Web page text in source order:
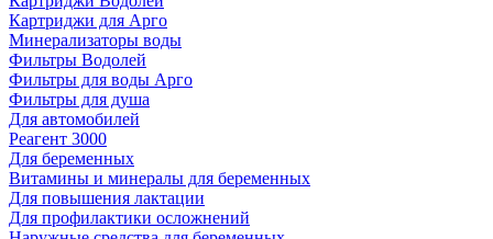
Картриджи для Арго
Минерализаторы воды
Фильтры Водолей
Фильтры для воды Арго
Фильтры для душа
Для автомобилей
Реагент 3000
Для беременных
Витамины и минералы для беременных
Для повышения лактации
Для профилактики осложнений